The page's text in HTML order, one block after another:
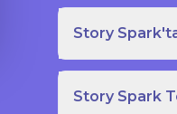
Story
Story Spark